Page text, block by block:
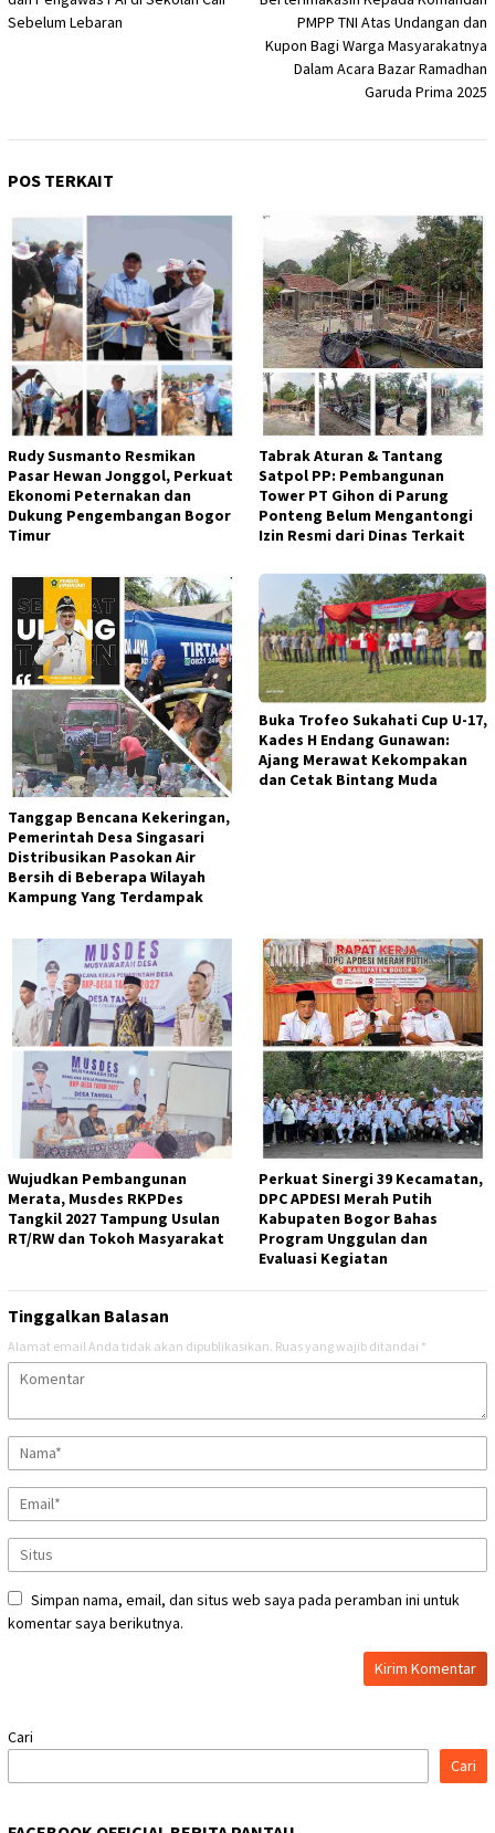
Sebelum Lebaran
PMPP TNI Atas Undangan dan
Kupon Bagi Warga Masyarakatnya
Dalam Acara Bazar Ramadhan
Garuda Prima 2025
POS TERKAIT
Rudy Susmanto Resmikan
Pasar Hewan Jonggol, Perkuat
Ekonomi Peternakan dan
Dukung Pengembangan Bogor
Timur
Tabrak Aturan & Tantang
Satpol PP: Pembangunan
Tower PT Gihon di Parung
Ponteng Belum Mengantongi
Izin Resmi dari Dinas Terkait
Tanggap Bencana Kekeringan,
Pemerintah Desa Singasari
Distribusikan Pasokan Air
Bersih di Beberapa Wilayah
Kampung Yang Terdampak
Buka Trofeo Sukahati Cup U-17,
Kades H Endang Gunawan:
Ajang Merawat Kekompakan
dan Cetak Bintang Muda
Wujudkan Pembangunan
Merata, Musdes RKPDes
Tangkil 2027 Tampung Usulan
RT/RW dan Tokoh Masyarakat
Perkuat Sinergi 39 Kecamatan,
DPC APDESI Merah Putih
Kabupaten Bogor Bahas
Program Unggulan dan
Evaluasi Kegiatan
Tinggalkan Balasan
Alamat email Anda tidak akan dipublikasikan. Ruas yang wajib ditandai *
Simpan nama, email, dan situs web saya pada peramban ini untuk
komentar saya berikutnya.
Cari
Cari